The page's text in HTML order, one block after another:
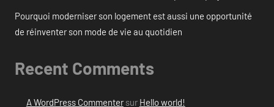
Pourquoi moderniser son logement est aussi une opportunité
de réinventer son mode de vie au quotidien
Recent Comments
A WordPress Commentersur Hello world!